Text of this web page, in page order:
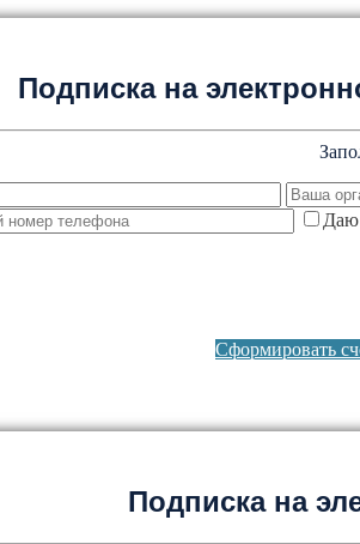
Подписка на
Даю
Сформировать
Подписка на